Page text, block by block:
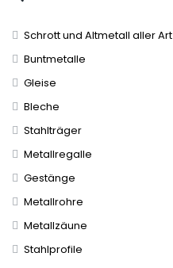
Schrott und Altmetall aller Art
Buntmetalle
Gleise
Bleche
Stahlträger
Metallregalle
Gestänge
Metallrohre
Metallzäune
Stahlprofile